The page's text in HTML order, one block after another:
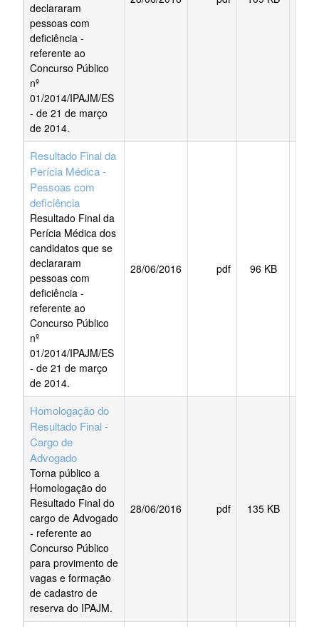
declararam
pessoas com
deficiência -
referente ao
Concurso Público
nº
01/2014/IPAJM/ES
- de 21 de março
de 2014.
Resultado Final da
Perícia Médica -
Pessoas com
deficiência
Resultado Final da
Perícia Médica dos
candidatos que se
declararam
pessoas com
deficiência -
referente ao
Concurso Público
nº
01/2014/IPAJM/ES
- de 21 de março
de 2014.
28/06/2016 pdf 96 KB
Homologação do
Resultado Final -
Cargo de
Advogado
Torna público a
Homologação do
Resultado Final do
cargo de Advogado
- referente ao
Concurso Público
para provimento de
vagas e formação
de cadastro de
reserva do IPAJM.
28/06/2016 pdf 135 KB